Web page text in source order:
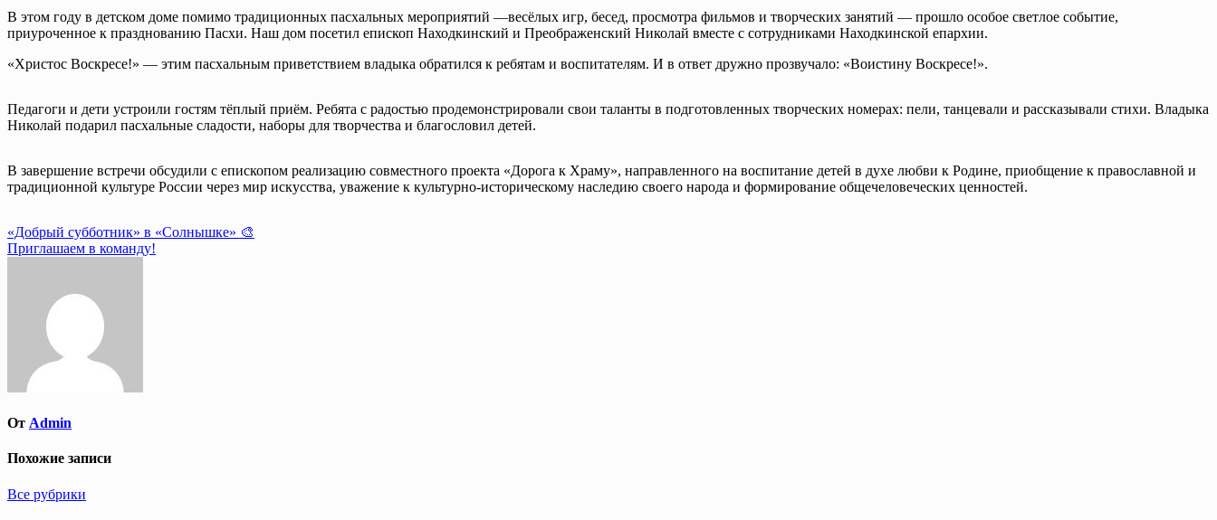
В этом году в детском доме помимо традиционных пасхальных мероприятий —весёлых игр, бесед, просмотра фильмов и творческих занятий — прошло особое светлое событие,
приуроченное к празднованию Пасхи. Наш дом посетил епископ Находкинский и Преображенский Николай вместе с сотрудниками Находкинской епархии.
«Христос Воскресе!» — этим пасхальным приветствием владыка обратился к ребятам и воспитателям. И в ответ дружно прозвучало: «Воистину Воскресе!».
Педагоги и дети устроили гостям тёплый приём. Ребята с радостью продемонстрировали свои таланты в подготовленных творческих номерах: пели, танцевали и рассказывали стихи. Владыка
Николай подарил пасхальные сладости, наборы для творчества и благословил детей.
В завершение встречи обсудили с епископом реализацию совместного проекта «Дорога к Храму», направленного на воспитание детей в духе любви к Родине, приобщение к православной и
традиционной культуре России через мир искусства, уважение к культурно-историческому наследию своего народа и формирование общечеловеческих ценностей.
Навигация
по
«Добрый субботник» в «Солнышке» 🎨
Приглашаем в команду!
От Admin
Похожие записи
Все рубрики